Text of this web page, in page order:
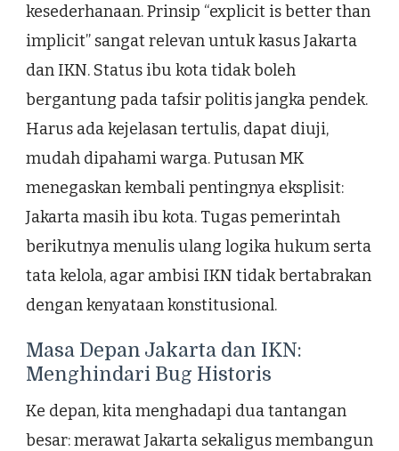
kesederhanaan. Prinsip “explicit is better than
implicit” sangat relevan untuk kasus Jakarta
dan IKN. Status ibu kota tidak boleh
bergantung pada tafsir politis jangka pendek.
Harus ada kejelasan tertulis, dapat diuji,
mudah dipahami warga. Putusan MK
menegaskan kembali pentingnya eksplisit:
Jakarta masih ibu kota. Tugas pemerintah
berikutnya menulis ulang logika hukum serta
tata kelola, agar ambisi IKN tidak bertabrakan
dengan kenyataan konstitusional.
Masa Depan Jakarta dan IKN:
Menghindari Bug Historis
Ke depan, kita menghadapi dua tantangan
besar: merawat Jakarta sekaligus membangun